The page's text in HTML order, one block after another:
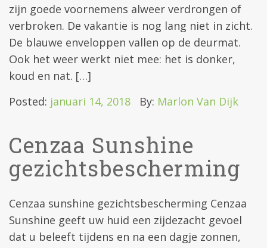
zijn goede voornemens alweer verdrongen of
verbroken. De vakantie is nog lang niet in zicht.
De blauwe enveloppen vallen op de deurmat.
Ook het weer werkt niet mee: het is donker,
koud en nat. […]
Posted: januari 14, 2018 By: Marlon Van Dijk
Cenzaa Sunshine
gezichtsbescherming
Cenzaa sunshine gezichtsbescherming Cenzaa
Sunshine geeft uw huid een zijdezacht gevoel
dat u beleeft tijdens en na een dagje zonnen,